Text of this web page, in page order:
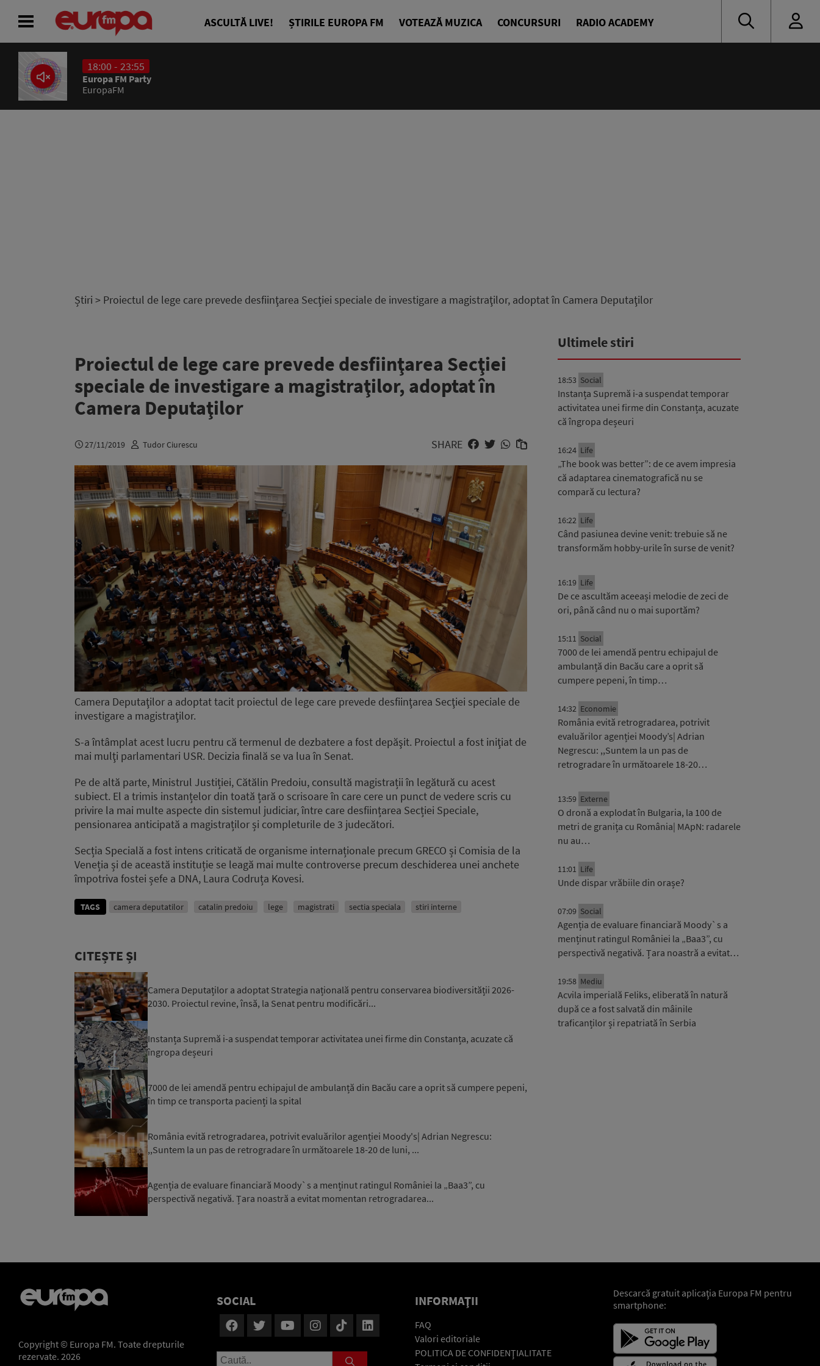
ASCULTĂ LIVE! ȘTIRILE EUROPA FM VOTEAZĂ MUZICA CONCURSURI RADIO ACADEMY
18:00 - 23:55
Europa FM Party
EuropaFM
Știri > Proiectul de lege care prevede desfiinţarea Secţiei speciale de investigare a magistraţilor, adoptat în Camera Deputaţilor
Proiectul de lege care prevede desfiinţarea Secţiei
speciale de investigare a magistraţilor, adoptat în
Camera Deputaţilor
27/11/2019 Tudor Ciurescu SHARE
Camera Deputaţilor a adoptat tacit proiectul de lege care prevede desfiinţarea Secţiei speciale de
investigare a magistraţilor.
S-a întâmplat acest lucru pentru că termenul de dezbatere a fost depăşit. Proiectul a fost iniţiat de
mai mulţi parlamentari USR. Decizia finală se va lua în Senat.
Pe de altă parte, Ministrul Justiției, Cătălin Predoiu, consultă magistrații în legătură cu acest
subiect. El a trimis instanțelor din toată țară o scrisoare în care cere un punct de vedere scris cu
privire la mai multe aspecte din sistemul judiciar, între care desființarea Secției Speciale,
pensionarea anticipată a magistraților și completurile de 3 judecători.
Secția Specială a fost intens criticată de organisme internaționale precum GRECO și Comisia de la
Veneția și de această instituție se leagă mai multe controverse precum deschiderea unei anchete
împotriva fostei șefe a DNA, Laura Codruța Kovesi.
TAGS camera deputatilor catalin predoiu lege magistrati sectia speciala stiri interne
CITEȘTE ȘI
Camera Deputaților a adoptat Strategia națională pentru conservarea biodiversității 2026-
2030. Proiectul revine, însă, la Senat pentru modificări...
Instanța Supremă i-a suspendat temporar activitatea unei firme din Constanța, acuzate că
îngropa deșeuri
7000 de lei amendă pentru echipajul de ambulanță din Bacău care a oprit să cumpere pepeni,
în timp ce transporta pacienți la spital
România evită retrogradarea, potrivit evaluărilor agenției Moody's| Adrian Negrescu:
,,Suntem la un pas de retrogradare în următoarele 18-20 de luni, ...
Agenția de evaluare financiară Moody`s a menținut ratingul României la „Baa3”, cu
perspectivă negativă. Țara noastră a evitat momentan retrogradarea...
Ultimele stiri
18:53 Social
Instanța Supremă i-a suspendat temporar
activitatea unei firme din Constanța, acuzate
că îngropa deșeuri
16:24 Life
„The book was better”: de ce avem impresia
că adaptarea cinematografică nu se
compară cu lectura?
16:22 Life
Când pasiunea devine venit: trebuie să ne
transformăm hobby-urile în surse de venit?
16:19 Life
De ce ascultăm aceeași melodie de zeci de
ori, până când nu o mai suportăm?
15:11 Social
7000 de lei amendă pentru echipajul de
ambulanță din Bacău care a oprit să
cumpere pepeni, în timp…
14:32 Economie
România evită retrogradarea, potrivit
evaluărilor agenției Moody’s| Adrian
Negrescu: ,,Suntem la un pas de
retrogradare în următoarele 18-20…
13:59 Externe
O dronă a explodat în Bulgaria, la 100 de
metri de granița cu România| MApN: radarele
nu au…
11:01 Life
Unde dispar vrăbiile din orașe?
07:09 Social
Agenția de evaluare financiară Moody`s a
menținut ratingul României la „Baa3”, cu
perspectivă negativă. Țara noastră a evitat…
19:58 Mediu
Acvila imperială Feliks, eliberată în natură
după ce a fost salvată din mâinile
traficanților și repatriată în Serbia
Copyright © Europa FM. Toate drepturile
rezervate. 2026
SOCIAL INFORMAŢII
FAQ
Valori editoriale
POLITICA DE CONFIDENŢIALITATE
Descarcă gratuit aplicaţia Europa FM pentru
smartphone:
ACASĂ
ȘTIRI